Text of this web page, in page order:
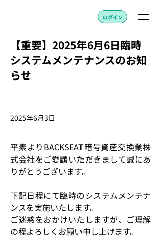
ログイン
【重要】2025年6月6日臨時
システムメンテナンスのお知
らせ
2025年6月3日
平素よりBACKSEAT暗号資産交換業株
式会社をご愛顧いただきまして誠にあ
りがとうございます。
下記日程にて臨時のシステムメンテナ
ンスを実施いたします。
ご迷惑をおかけいたしますが、ご理解
の程よろしくお願い申し上げます。